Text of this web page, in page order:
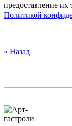
предоставление их
Политикой
« Назад